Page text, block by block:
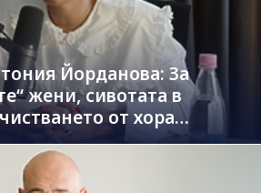
Йорданова: За
жени, сивотата в
от хора